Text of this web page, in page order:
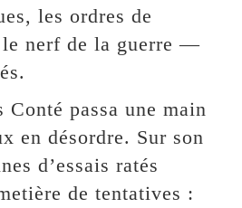
les ordres de
nerf de la guerre —
Conté passa une main
en désordre. Sur son
d’essais ratés
de tentatives :